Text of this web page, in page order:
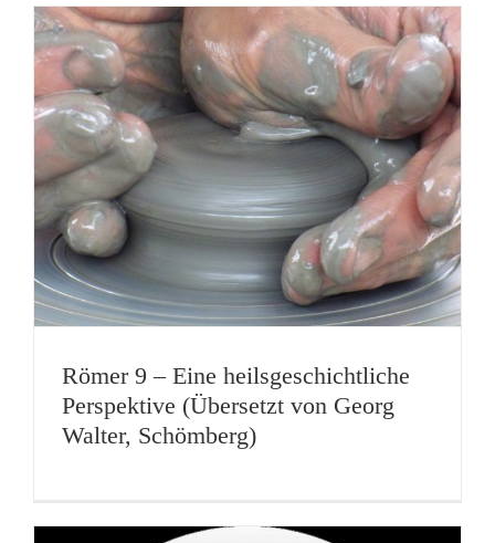
Römer 9 – Eine heilsgeschichtliche
Perspektive (Übersetzt von Georg
Walter, Schömberg)